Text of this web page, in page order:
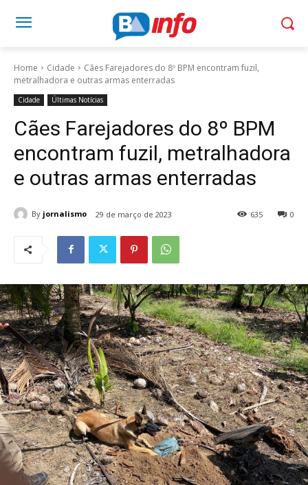
Home Cidade
Cães Farejadores do 8º BPM encontram fuzil,
metralhadora e outras armas enterradas
Cidade Últimas Notícias
Cães Farejadores do 8º BPM
encontram fuzil, metralhadora
e outras armas enterradas
By jornalismo 29 de março de 2023 0
635